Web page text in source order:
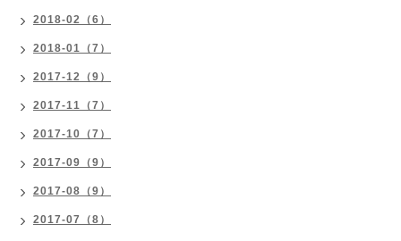
2018-02（6）
2018-01（7）
2017-12（9）
2017-11（7）
2017-10（7）
2017-09（9）
2017-08（9）
2017-07（8）